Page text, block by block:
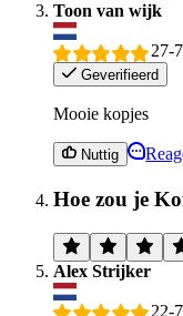
Toon van wijk
27-
Geverifieerd
Mooie kopjes
Nuttig
Hoe zou je
Alex Strijker
22-